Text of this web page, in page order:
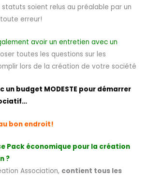
soient relus au préalable par un
erreur!
avoir un entretien avec un
toutes les questions sur les
lors de la création de votre société
un budget MODESTE pour démarrer
bon endroit!
Pack économique pour la création
?
Association, contient tous les